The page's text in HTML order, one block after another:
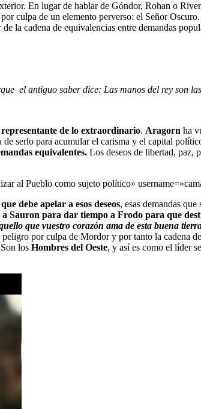
En lugar de hablar de Góndor, Rohan o
culpa de un elemento perverso: el Señor
cadena de equivalencias entre demandas
el antiguo saber dice: Las manos del rey son
representante de lo extraordinario. Aragorn ha
serlo para acumular el carisma y el capital
equivalentes. Los deseos de libertad, paz,
al Pueblo como sujeto político»
debe apelar a esos deseos, esas demandas
a Sauron para dar tiempo a Frodo para que
que vuestro corazón ama de esta buena
por culpa de Mordor y por tanto la cadena
los Hombres del Oeste, y así es como el líder